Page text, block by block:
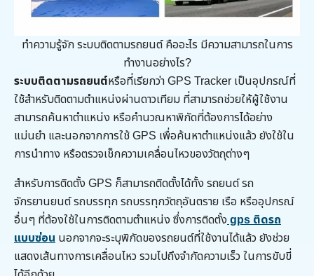
ทำความรู้จัก ระบบติดตามรถยนต์ คืออะไร มีความสามารถในการ
ทำงานอย่างไร?
ระบบติดตามรถยนต์หรือที่เรียกว่า GPS Tracker เป็นอุปกรณ์ที่
ใช้สำหรับติดตามตำแหน่งผ่านดาวเทียม ที่สามารถช่วยให้ผู้ใช้งาน
สามารถค้นหาตำแหน่ง หรือคำนวณหาพิกัดที่ต้องการได้อย่าง
แม่นยำ และนอกจากการใช้ GPS เพื่อค้นหาตำแหน่งแล้ว ยังใช้ใน
การนำทาง หรือตรวจเช็กความเคลื่อนไหวของวัตถุต่างๆ
สำหรับการติดตั้ง GPS ก็สามารถติดตั้งได้ทั้ง รถยนต์ รถ
จักรยานยนต์ รถบรรทุก รถบรรทุกวัตถุอันตราย เรือ หรืออุปกรณ์
อื่นๆ ที่ต้องใช้ในการติดตามตำแหน่ง ซึ่งการติดตั้งgps ติดรถ
แบบซ่อน นอกจากจะระบุพิกัดของรถยนต์ที่ใช้งานได้แล้ว ยังช่วย
แสดงเส้นทางการเคลื่อนไหว รวมไปถึงจำกัดความเร็ว ในการขับขี่